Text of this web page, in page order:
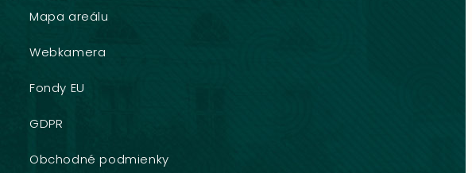
Mapa areálu
Webkamera
Fondy EU
GDPR
Obchodné podmienky